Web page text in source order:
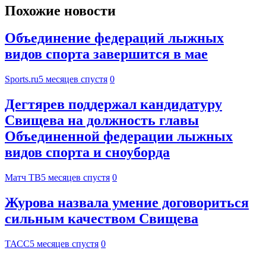
Похожие новости
Объединение федераций лыжных
видов спорта завершится в мае
Sports.ru5 месяцев спустя 0
Дегтярев поддержал кандидатуру
Свищева на должность главы
Объединенной федерации лыжных
видов спорта и сноуборда
Матч ТВ5 месяцев спустя 0
Журова назвала умение договориться
сильным качеством Свищева
ТАСС5 месяцев спустя 0